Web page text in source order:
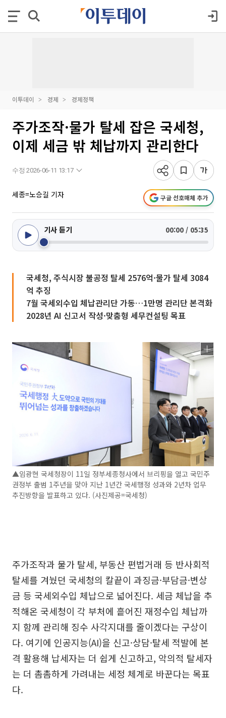
이투데이 경제 경제정책
주가조작·물가 탈세 잡은 국세청,
이제 세금 밖 체납까지 관리한다
수정 2026-06-11 13:17
세종=노승길 기자 구글 선호매체 추가
기사 듣기 00:00 / 05:35
국세청, 주식시장 불공정 탈세 2576억·물가 탈세 3084
억 추징
7월 국세외수입 체납관리단 가동…1만명 관리단 본격화
2028년 AI 신고서 작성·맞춤형 세무컨설팅 목표
▲임광현 국세청장이 11일 정부세종청사에서 브리핑을 열고 국민주
권정부 출범 1주년을 맞아 지난 1년간 국세행정 성과와 2년차 업무
추진방향을 발표하고 있다. (사진제공=국세청)
주가조작과 물가 탈세, 부동산 편법거래 등 반사회적
탈세를 겨눴던 국세청의 칼끝이 과징금·부담금·변상
금 등 국세외수입 체납으로 넓어진다. 세금 체납을 추
적해온 국세청이 각 부처에 흩어진 재정수입 체납까
지 함께 관리해 징수 사각지대를 줄이겠다는 구상이
다. 여기에 인공지능(AI)을 신고·상담·탈세 적발에 본
격 활용해 납세자는 더 쉽게 신고하고, 악의적 탈세자
는 더 촘촘하게 가려내는 세정 체계로 바꾼다는 목표
다.